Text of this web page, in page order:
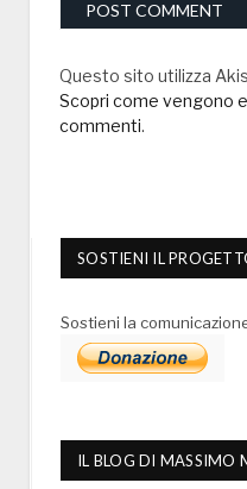
Questo sito utilizza
Scopri come vengono
commenti.
SOSTIENI IL
Sostieni la
IL BLOG DI MASSIMO